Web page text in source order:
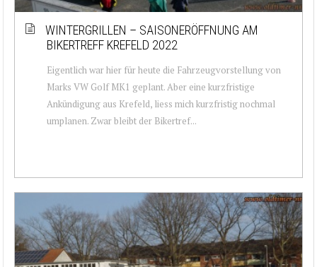
WINTERGRILLEN – SAISONERÖFFNUNG AM
BIKERTREFF KREFELD 2022
Eigentlich war hier für heute die Fahrzeugvorstellung von
Marks VW Golf MK1 geplant. Aber eine kurzfristige
Ankündigung aus Krefeld, liess mich kurzfristig nochmal
umplanen. Zwar bleibt der Bikertref...